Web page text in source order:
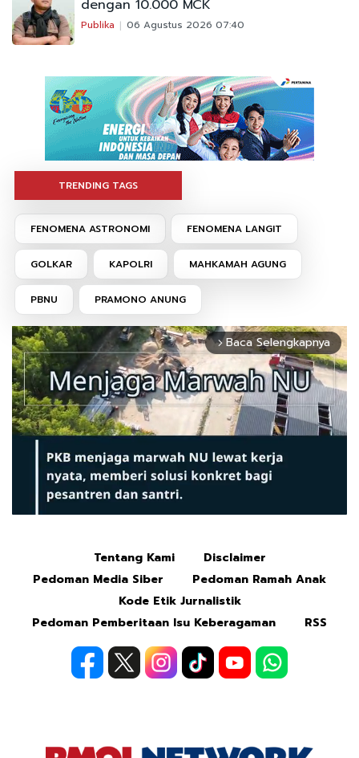
dengan 10.000 MCK
Publika 06 Agustus 2026 07:40
TRENDING TAGS
FENOMENA ASTRONOMI FENOMENA LANGIT
GOLKAR KAPOLRI MAHKAMAH AGUNG
PBNU PRAMONO ANUNG
arrow_forward_ios Baca Selengkapnya
Tentang Kami
Disclaimer
Pedoman Media Siber
Pedoman Ramah Anak
Kode Etik Jurnalistik
Pedoman Pemberitaan Isu Keberagaman
RSS